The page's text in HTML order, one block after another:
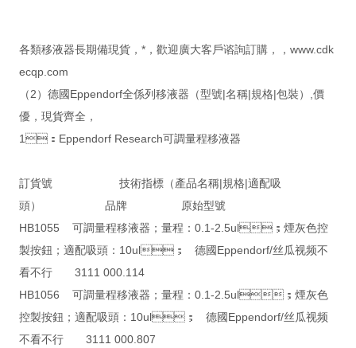
各類移液器長期備現貨，*，歡迎廣大客戶谘詢訂購，，www.cdk
ecqp.com
（2）德國Eppendorf全係列移液器（型號|名稱|規格|包裝）,價
優，現貨齊全，
1：Eppendorf Research可調量程移液器
訂貨號 技術指標（產品名稱|規格|適配吸
頭） 品牌 原始型號
HB1055 可調量程移液器；量程：0.1-2.5ul；煙灰色控
製按鈕；適配吸頭：10ul； 德國Eppendorf/丝瓜视频不
看不行 3111 000.114
HB1056 可調量程移液器；量程：0.1-2.5ul；煙灰色
控製按鈕；適配吸頭：10ul； 德國Eppendorf/丝瓜视频
不看不行 3111 000.807